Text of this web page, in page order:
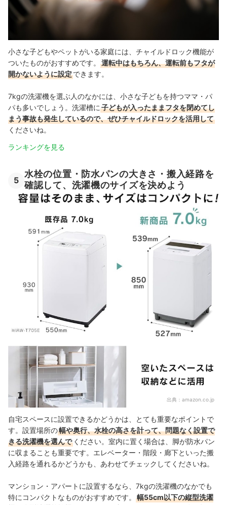
小さな子どもやペットがいる家庭には、チャイルドロック機能が
ついたものがおすすめです。
運転中はもちろん、運転前もフタが
開かないように設定できます。
7kgの洗濯機を選ぶ人のなかには、小さな子どもを持つママ・パ
パも多いでしょう。洗濯槽に 子どもが入ったままフタを閉めてし
まう事故も発生しているので、ぜひチャイルドロックを活用して
くださいね。
ランキングを見る
5
水栓の位置・防水パンの大きさ・搬入経路を
確認して、洗濯機のサイズを決めよう
出典： amazon.co.jp
自宅スペースに設置できるかどうかは、とても重要なポイントで
す。設置場所の幅や奥行、水栓の高さを計って、問題なく設置で
きる洗濯機を選んで ください。室内に置く場合は、脚が防水パン
に収まることも重要です。エレベーター・階段・廊下といった搬
入経路を通れるかどうかも、あわせてチェックしてくださいね。
マンション・アパートに設置するなら、7kgの洗濯機のなかでも
特にコンパクトなものがおすすめです。
幅55cm以下の縦型洗濯